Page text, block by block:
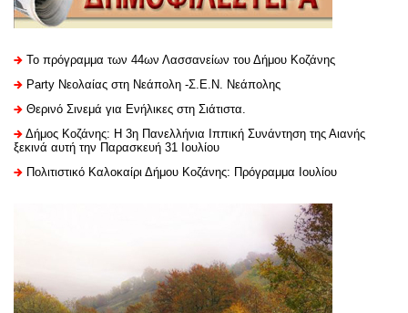
Το πρόγραμμα των 44ων Λασσανείων του Δήμου Κοζάνης
Party Νεολαίας στη Νεάπολη -Σ.Ε.Ν. Νεάπολης
Θερινό Σινεμά για Ενήλικες στη Σιάτιστα.
Δήμος Κοζάνης: Η 3η Πανελλήνια Ιππική Συνάντηση της Αιανής
ξεκινά αυτή την Παρασκευή 31 Ιουλίου
Πολιτιστικό Καλοκαίρι Δήμου Κοζάνης: Πρόγραμμα Ιουλίου